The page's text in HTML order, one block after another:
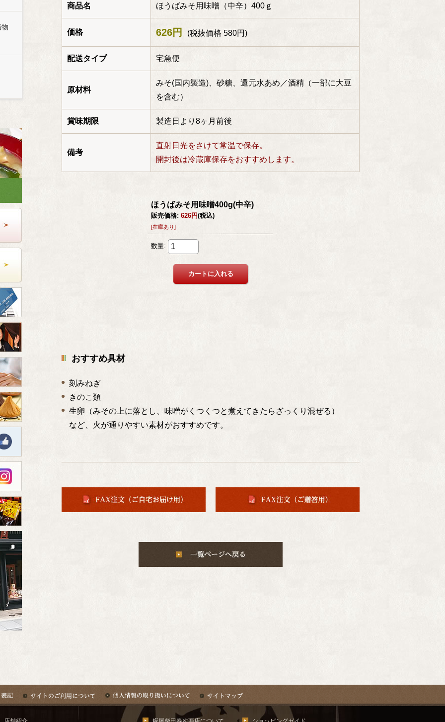
商品名 ほうばみそ用味噌（中辛）400ｇ
価格 626円 (税抜価格 580円)
配送タイプ 宅急便
原材料
みそ(国内製造)、砂糖、還元水あめ／酒精（一部に大豆
を含む）
賞味期限 製造日より8ヶ月前後
備考
直射日光をさけて常温で保存。
開封後は冷蔵庫保存をおすすめします。
おすすめ具材
刻みねぎ
きのこ類
生卵（みその上に落とし、味噌がくつくつと煮えてきたらざっくり混ぜる）
など、火が通りやすい素材がおすすめです。